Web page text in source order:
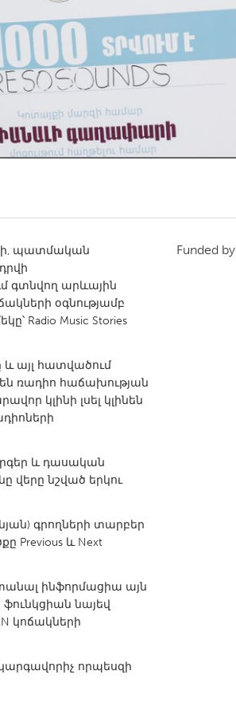
Waterloo
MD
OH
FL
OR Poughkeepsie, NY
CA
պատմական
գտնվող արևային
օգնությամբ
Radio Music Stories
և այլ հատվածում
ռադիո հաճախության
կլինի լսել կլինեն
և դասական
վերը նշված երկու
գրողների տարբեր
Previous և Next
ինֆորմացիա այն
նայեվ
կոճակների
որպեսզի
Funded by